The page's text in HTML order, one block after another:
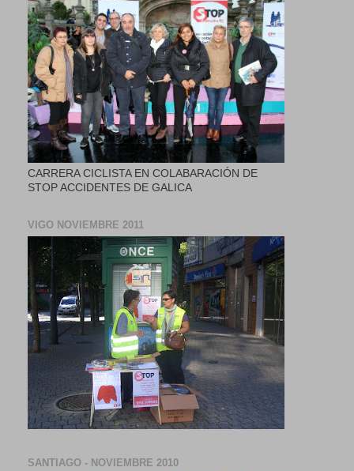
CARRERA CICLISTA EN COLABARACIÓN DE
STOP ACCIDENTES DE GALICA
VIGO NOVIEMBRE 2011
SANTIAGO - NOVIEMBRE 2010